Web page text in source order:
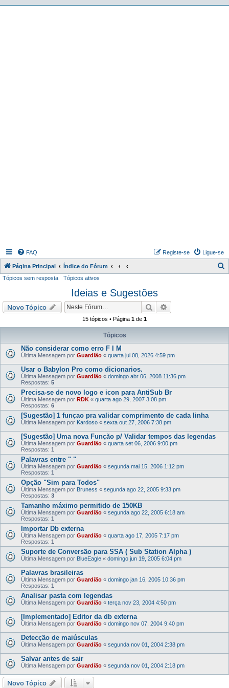
FAQ Ligue-se
Registe-se
Página Principal Índice do Fórum
i
r
Tópicos sem resposta Tópicos ativos
Ideias e Sugestões
Novo Tópico Pesquisar
15 tópicos • Página 1 de 1
Tópicos
Não considerar como erro F I M
Última Mensagem por Guardião « quarta jul 08, 2026 4:59 pm
Usar o Babylon Pro como dicionarios.
Última Mensagem por Guardião « domingo abr 06, 2008 11:36 pm
Respostas: 5
Precisa-se de novo logo e icon para AntiSub Br
Última Mensagem por RDK « quarta ago 29, 2007 3:08 pm
Respostas: 6
[Sugestão] 1 funçao pra validar comprimento de cada linha
Última Mensagem por Kardoso « sexta out 27, 2006 7:38 pm
[Sugestão] Uma nova Função p/ Validar tempos das legendas
Última Mensagem por Guardião « quarta set 06, 2006 9:00 pm
Respostas: 1
Palavras entre " "
Última Mensagem por Guardião « segunda mai 15, 2006 1:12 pm
Respostas: 1
Opção "Sim para Todos"
Última Mensagem por Bruness « segunda ago 22, 2005 9:33 pm
Respostas: 3
Tamanho máximo permitido de 150KB
Última Mensagem por Guardião « segunda ago 22, 2005 6:18 am
Respostas: 1
Importar Db externa
Última Mensagem por Guardião « quarta ago 17, 2005 7:17 pm
Respostas: 1
Suporte de Conversão para SSA ( Sub Station Alpha )
Última Mensagem por BlueEagle « domingo jun 19, 2005 6:04 pm
Palavras brasileiras
Última Mensagem por Guardião « domingo jan 16, 2005 10:36 pm
Respostas: 1
Analisar pasta com legendas
Última Mensagem por Guardião « terça nov 23, 2004 4:50 pm
[Implementado] Editor da db externa
Última Mensagem por Guardião « domingo nov 07, 2004 9:40 pm
Detecção de maiúsculas
Última Mensagem por Guardião « segunda nov 01, 2004 2:38 pm
Salvar antes de sair
Última Mensagem por Guardião « segunda nov 01, 2004 2:18 pm
Novo Tópico